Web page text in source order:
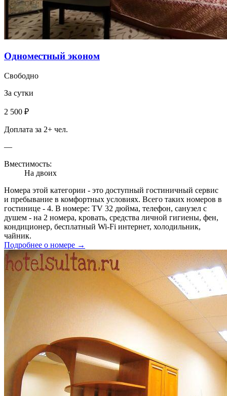
Одноместный эконом
Свободно
За сутки
2 500 ₽
Доплата за 2+ чел.
—
Вместимость:
На двоих
Номера этой категории - это доступный гостиничный сервис
и пребывание в комфортных условиях. Всего таких номеров в
гостинице - 4. В номере: TV 32 дюйма, телефон, санузел с
душем - на 2 номера, кровать, средства личной гигиены, фен,
кондиционер, бесплатный Wi-Fi интернет, холодильник,
чайник.
Подробнее о номере →